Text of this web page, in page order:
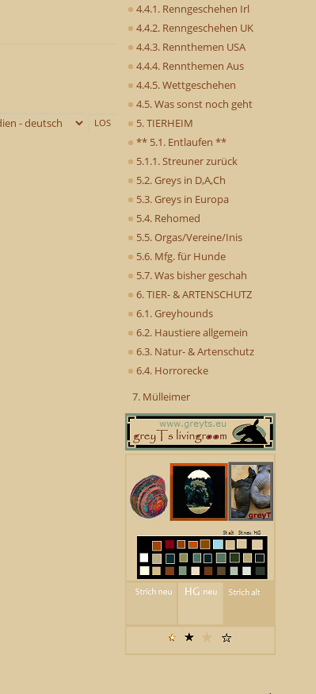
4.4.1. Renngeschehen Irl
4.4.2. Renngeschehen UK
4.4.3. Rennthemen USA
4.4.4. Rennthemen Aus
4.4.5. Wettgeschehen
4.5. Was sonst noch geht
5. TIERHEIM
** 5.1. Entlaufen **
5.1.1. Streuner zurück
5.2. Greys in D,A,Ch
5.3. Greys in Europa
5.4. Rehomed
5.5. Orgas/Vereine/Inis
5.6. Mfg. für Hunde
5.7. Was bisher geschah
6. TIER- & ARTENSCHUTZ
6.1. Greyhounds
6.2. Haustiere allgemein
6.3. Natur- & Artenschutz
6.4. Horrorecke
7. Mülleimer